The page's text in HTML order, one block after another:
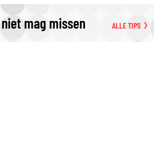
mag missen ALLE TIPS